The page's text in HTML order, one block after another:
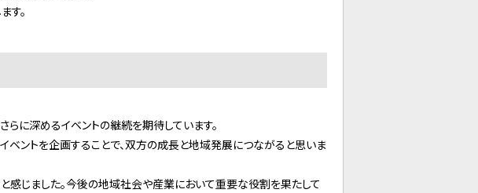
す。
に深めるイベントの継続を期待しています。
ベントを企画することで、双方の成長と地域発展につながると思いま
感じました。今後の地域社会や産業において重要な役割を果たして